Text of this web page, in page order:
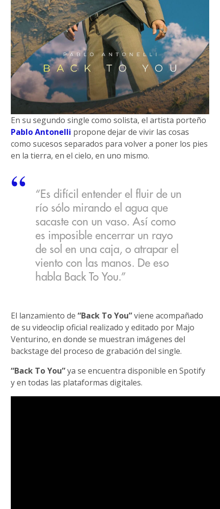
En su segundo single como solista, el artista porteño
Pablo Antonelli propone dejar de vivir las cosas
como sucesos separados para volver a poner los pies
en la tierra, en el cielo, en uno mismo.
“Es difícil entender el fluir de un
río sólo mirando el agua que
sacaste con un vaso. Así como
es imposible encerrar un rayo
de sol en una caja, o atrapar el
viento con las manos. De eso
habla Back To You.”
El lanzamiento de“Back To You”viene acompañado
de su videoclip oficial realizado y editado por Majo
Venturino, en donde se muestran imágenes del
backstage del proceso de grabación del single.
“Back To You”ya se encuentra disponible en Spotify
y en todas las plataformas digitales.